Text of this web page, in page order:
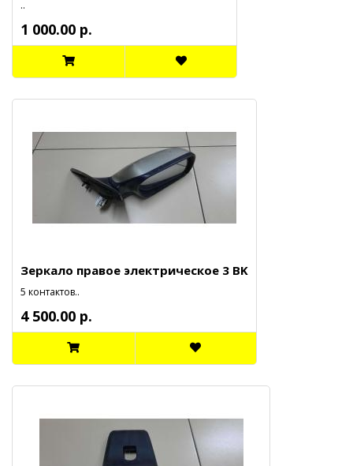
..
1 000.00 р.
Зеркало правое электрическое 3 BK
5 контактов..
4 500.00 р.